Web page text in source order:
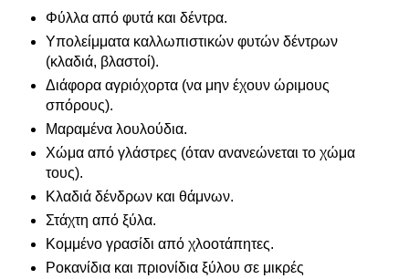
Φύλλα από φυτά και δέντρα.
Υπολείμματα καλλωπιστικών φυτών δέντρων
(κλαδιά, βλαστοί).
Διάφορα αγριόχορτα (να μην έχουν ώριμους
σπόρους).
Μαραμένα λουλούδια.
Χώμα από γλάστρες (όταν ανανεώνεται το χώμα
τους).
Κλαδιά δένδρων και θάμνων.
Στάχτη από ξύλα.
Κομμένο γρασίδι από χλοοτάπητες.
Ροκανίδια και πριονίδια ξύλου σε μικρές